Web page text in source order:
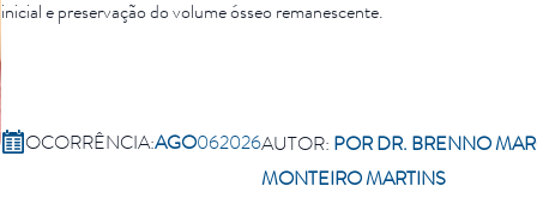
inicial e preservação do volume ósseo remanescente.
OCORRÊNCIA:AGO062026AUTOR: POR DR. BRENNO
MONTEIRO MARTINS